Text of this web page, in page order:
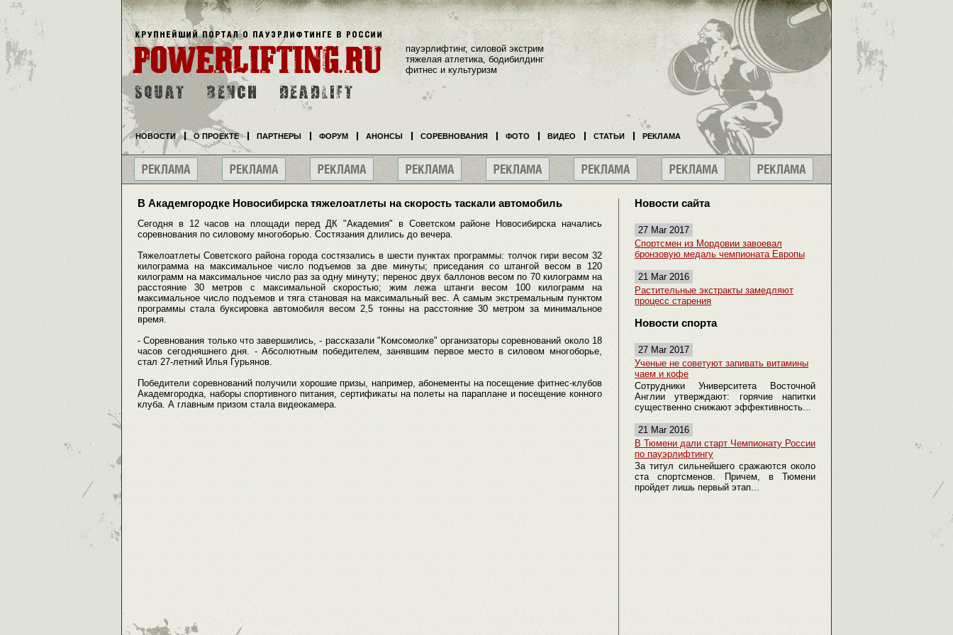
В Академгородке Новосибирска тяжелоатлеты на скорость таскали автомобиль
Сегодня в 12 часов на площади перед ДК "Академия" в Советском районе Новосибирска начались
соревнования по силовому многоборью. Состязания длились до вечера.
Тяжелоатлеты Советского района города состязались в шести пунктах программы: толчок гири весом 32
килограмма на максимальное число подъемов за две минуты; приседания со штангой весом в 120
килограмм на максимальное число раз за одну минуту; перенос двух баллонов весом по 70 килограмм на
расстояние 30 метров с максимальной скоростью; жим лежа штанги весом 100 килограмм на
максимальное число подъемов и тяга становая на максимальный вес. А самым экстремальным пунктом
программы стала буксировка автомобиля весом 2,5 тонны на расстояние 30 метром за минимальное
время.
- Соревнования только что завершились, - рассказали "Комсомолке" организаторы соревнований около 18
часов сегодняшнего дня. - Абсолютным победителем, занявшим первое место в силовом многоборье,
стал 27-летний Илья Гурьянов.
Победители соревнований получили хорошие призы, например, абонементы на посещение фитнес-клубов
Академгородка, наборы спортивного питания, сертификаты на полеты на параплане и посещение конного
клуба. А главным призом стала видеокамера.
Новости сайта
27 Mar 2017
Спортсмен из Мордовии завоевал
бронзовую медаль чемпионата Европы
21 Mar 2016
Растительные экстракты замедляют
процесс старения
Новости спорта
27 Mar 2017
Ученые не советуют запивать витамины
чаем и кофе
Сотрудники Университета Восточной
Англии утверждают: горячие напитки
существенно снижают эффективность...
21 Mar 2016
В Тюмени дали старт Чемпионату России
по пауэрлифтингу
За титул сильнейшего сражаются около
ста спортсменов. Причем, в Тюмени
пройдет лишь первый этап...
пауэрлифтинг, силовой экстрим
тяжелая атлетика, бодибилдинг
фитнес и культуризм
НОВОСТИ О ПРОЕКТЕ ПАРТНЕРЫ ФОРУМ АНОНСЫ СОРЕВНОВАНИЯ ФОТО ВИДЕО СТАТЬИ РЕКЛАМА